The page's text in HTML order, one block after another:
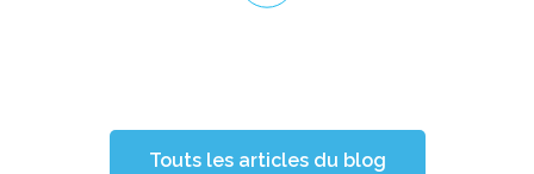
Touts les articles du blog